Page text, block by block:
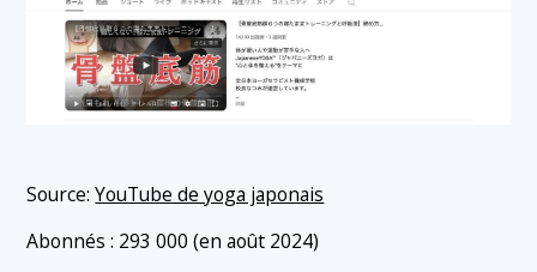
Source:YouTube de yoga japonais
Abonnés : 293 000 (en août 2024)